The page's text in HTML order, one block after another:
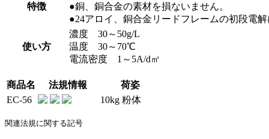
特徴
●銅、銅合金の素材を損ないません。
●24アロイ、銅合金リードフレームの初段電
使い方
濃度 30～50g/L
温度 30～70℃
電流密度 1～5A/d㎡
商品名 法規情報
荷姿
EC-56
10kg 粉体
関連法規に関する記号